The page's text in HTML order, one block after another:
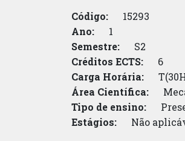
Código:
15293
Ano:
1
Semestre:
S2
Créditos ECTS:
6
Carga Horária:
Área Científica:
Tipo de ensino:
Estágios:
Não